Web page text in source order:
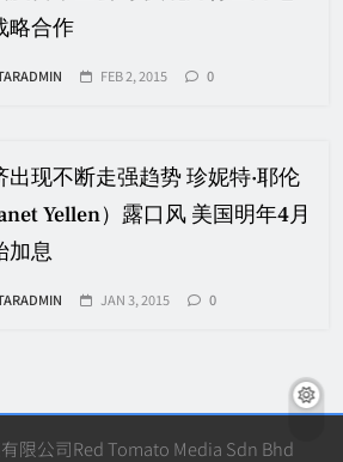
略合作
FEB 2, 2015 0
出现不断走强趋势 珍妮特·耶伦
Yellen）露口风 美国明年4月
加息
JAN 3, 2015 0
限公司Red Tomato Media Sdn Bhd